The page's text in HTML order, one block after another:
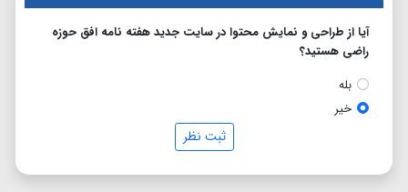
آیا از طراحی و نمایش محتوا در سایت جدید هفته نامه افق حوزه
راضی هستید؟
بله
خیر
ثبت نظر